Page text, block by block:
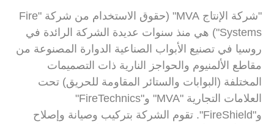
"شركة الإنتاج MVA" (حقوق الاستخدام من شركة "Fire
Systems") هي منذ سنوات عديدة الشركة الرائدة في
روسيا في تصنيع الأبواب الصناعية الدوارة المصنوعة من
مقاطع الألمنيوم والحواجز النارية ذات التصميمات
المختلفة (البوابات والستائر المقاومة للحريق) تحت
العلامات التجارية "MVA" و"FireTechnics"
و"FireShield". تقوم الشركة بتركيب وصيانة وإصلاح